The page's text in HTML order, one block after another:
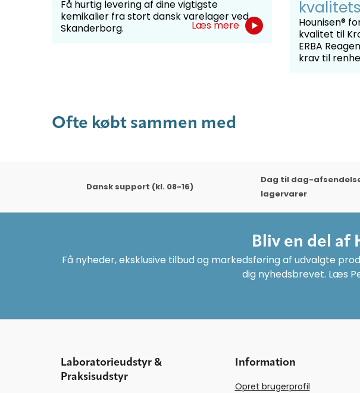
Få hurtig levering af dine vigtigste
kemikalier fra stort dansk varelager ved
Skanderborg.
Læs mere
Hounisen®
kvalitet til
ERBA
krav til
Ofte købt sammen med
Dansk support (kl. 08-16)
Dag til dag-
lagervarer
Bliv en del af
Få nyheder, eksklusive tilbud og markedsføring af udvalgte
dig nyhedsbrevet. Læs
Laboratorieudstyr &
Praksisudstyr
Information
Opret brugerprofil